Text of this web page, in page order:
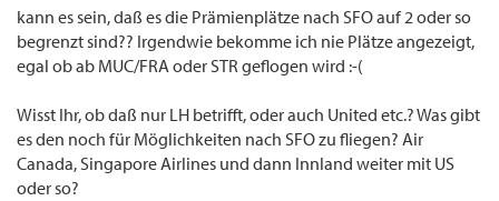
kann es sein, daß es die Prämienplätze nach SFO auf 2 oder so
begrenzt sind?? Irgendwie bekomme ich nie Plätze angezeigt,
egal ob ab MUC/FRA oder STR geflogen wird :-(
Wisst Ihr, ob daß nur LH betrifft, oder auch United etc.? Was gibt
es den noch für Möglichkeiten nach SFO zu fliegen? Air
Canada, Singapore Airlines und dann Innland weiter mit US
oder so?